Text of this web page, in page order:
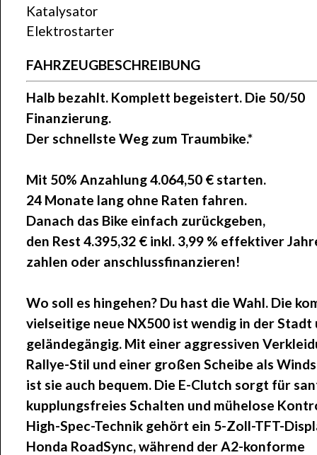
Katalysator
Elektrostarter
FAHRZEUGBESCHREIBUNG
Halb bezahlt. Komplett begeistert. Die 50/50
Finanzierung.
Der schnellste Weg zum Traumbike.*
Mit 50% Anzahlung4.064,50 €starten.
24 Monate lang ohne Raten fahren.
Danach das Bike einfach zurückgeben,
den Rest 4.395,32 € inkl. 3,99 % effektiver
zahlen oder anschlussfinanzieren!
Wo soll es hingehen? Du hast die Wahl. Die
vielseitige neue NX500 ist wendig in der Stadt
geländegängig. Mit einer aggressiven
Rallye-Stil und einer großen Scheibe als
ist sie auch bequem. Die E-Clutch sorgt für
kupplungsfreies Schalten und mühelose
High-Spec-Technik gehört ein 5-Zoll-TFT-
Honda RoadSync, während der A2-konforme